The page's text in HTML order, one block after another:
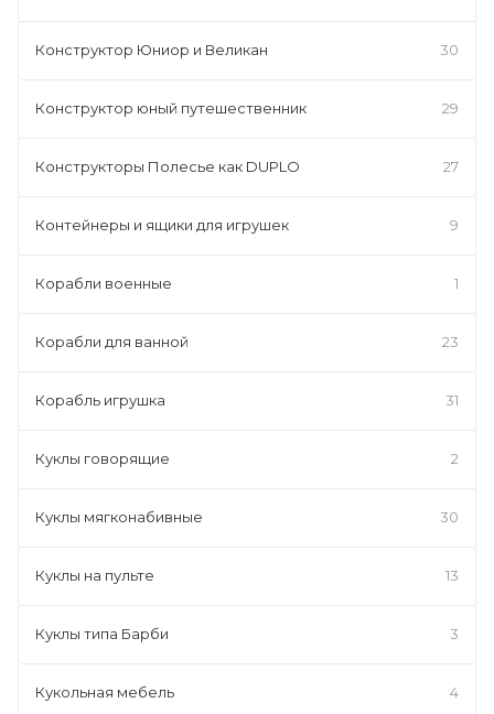
Конструктор Юниор и Великан 30
Конструктор юный путешественник 29
Конструкторы Полесье как DUPLO 27
Контейнеры и ящики для игрушек 9
Корабли военные 1
Корабли для ванной 23
Корабль игрушка 31
Куклы говорящие 2
Куклы мягконабивные 30
Куклы на пульте 13
Куклы типа Барби 3
Кукольная мебель 4